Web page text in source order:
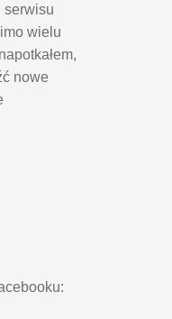
serwisu
wielu
nowe